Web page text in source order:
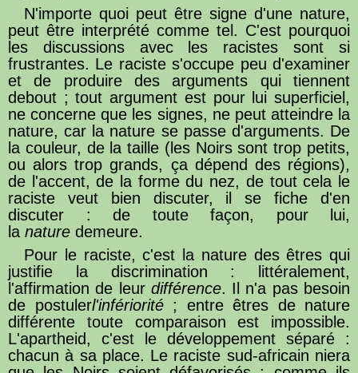
N'importe quoi peut être signe d'une nature,
peut être interprété comme tel. C'est pourquoi
les discussions avec les racistes sont si
frustrantes. Le raciste s'occupe peu d'examiner
et de produire des arguments qui tiennent
debout ; tout argument est pour lui superficiel,
ne concerne que les signes, ne peut atteindre la
nature, car la nature se passe d'arguments. De
la couleur, de la taille (les Noirs sont trop petits,
ou alors trop grands, ça dépend des régions),
de l'accent, de la forme du nez, de tout cela le
raciste veut bien discuter, il se fiche d'en
discuter : de toute façon, pour lui,
la nature demeure.
Pour le raciste, c'est la nature des êtres qui
justifie la discrimination : littéralement,
l'affirmation de leur différence. Il n'a pas besoin
de postulerl'infériorité; entre êtres de nature
différente toute comparaison est impossible.
L'apartheid, c'est le développement séparé :
chacun à sa place. Le raciste sud-africain niera